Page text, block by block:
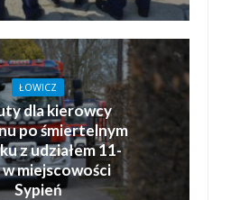
ŁOWICZ
dla kierowcy
po śmiertelnym
z udziałem 11-
miejscowości
Sypień